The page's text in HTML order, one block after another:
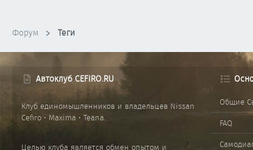
Форум Теги
Автоклуб CEFIRO.RU
Клуб единомышленников и владельцев Nissan
Cefiro • Maxima • Teana.
Целью клуба является обмен опытом и
Общие
FAQ